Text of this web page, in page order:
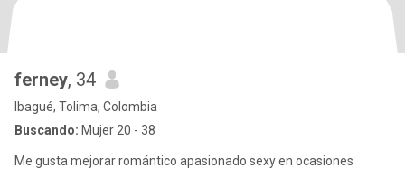
ferney, 34
Ibagué, Tolima, Colombia
Buscando: Mujer 20 - 38
Me gusta mejorar romántico apasionado sexy en ocasiones